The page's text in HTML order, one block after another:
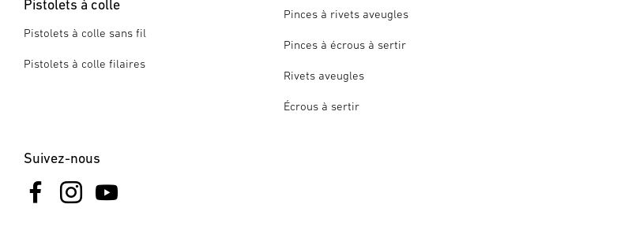
Pistolets à colle
Pistolets à colle sans fil
Pistolets à colle filaires
Pinces à rivets aveugles
Pinces à écrous à sertir
Rivets aveugles
Écrous à sertir
Suivez-nous